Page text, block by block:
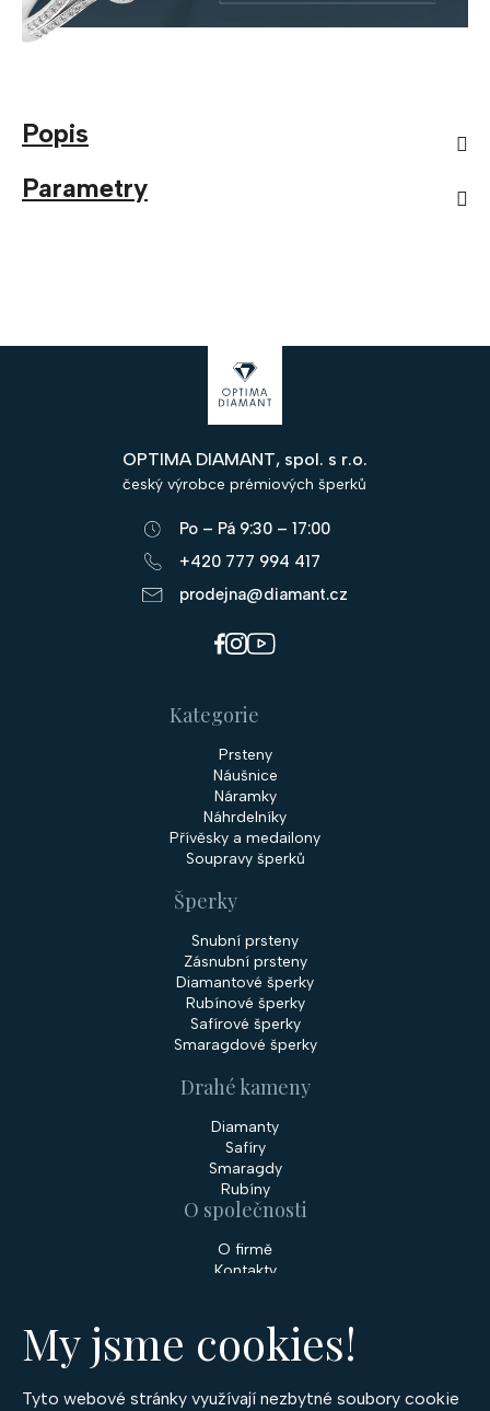
My jsme cookies!
Tyto webové stránky využívají nezbytné soubory cookie
Popis
Parametry
OPTIMA DIAMANT, spol. s r.o.
český výrobce prémiových šperků
Po – Pá 9:30 – 17:00
+420 777 994 417
prodejna@diamant.cz
Kategorie
Prsteny
Náušnice
Náramky
Náhrdelníky
Přívěsky a medailony
Soupravy šperků
Šperky
Snubní prsteny
Zásnubní prsteny
Diamantové šperky
Rubínové šperky
Safírové šperky
Smaragdové šperky
Drahé kameny
Diamanty
Safíry
Smaragdy
Rubíny
O společnosti
O firmě
Kontakty
Služby
Zakázková výroba šperků